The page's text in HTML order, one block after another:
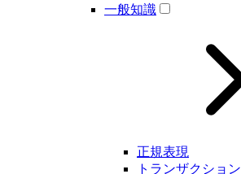
一般知識
正規表現
トランザクション